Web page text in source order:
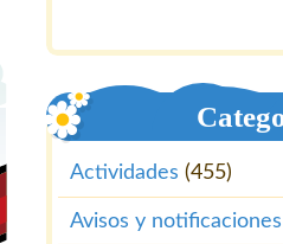
Actividades (455)
Avisos y notificaciones